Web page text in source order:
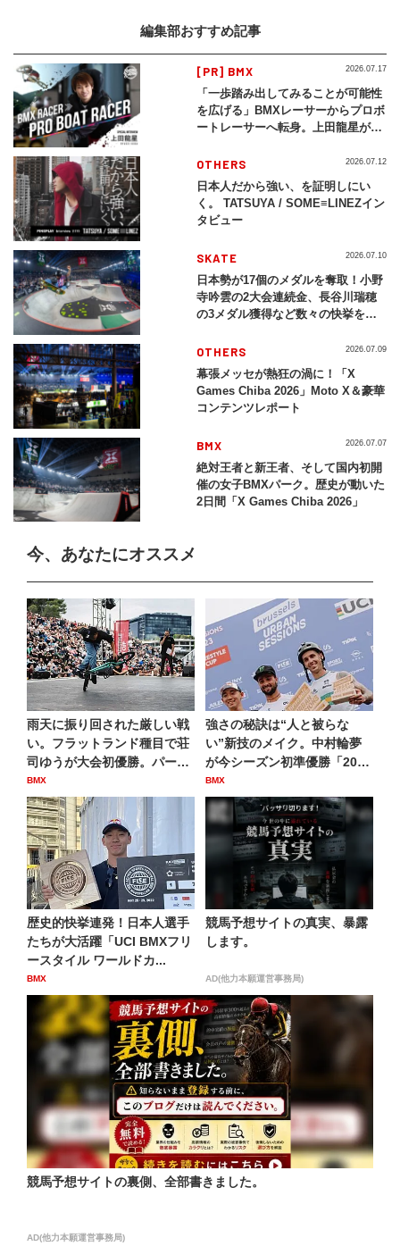
編集部おすすめ記事
[PR] BMX
「一歩踏み出してみることが可能性
を広げる」BMXレーサーからプロボ
ートレーサーへ転身。上田龍星が体
2026.07.17
OTHERS
日本人だから強い、を証明しにい
く。 TATSUYA / SOME≡LINEZイン
タビュー
2026.07.12
SKATE
日本勢が17個のメダルを奪取！小野
寺吟雲の2大会連続金、長谷川瑞穂
の3メダル獲得など数々の快挙をプ
2026」
2026.07.10
OTHERS
幕張メッセが熱狂の渦に！「X
Games Chiba 2026」Moto X＆豪華
コンテンツレポート
2026.07.09
BMX
絶対王者と新王者、そして国内初開
催の女子BMXパーク。歴史が動いた
2日間「X Games Chiba 2026」
2026.07.07
今、あなたにオススメ
雨天に振り回された厳しい戦
い。フラットランド種目で荘
司ゆうが大会初優勝。パーク
種...
BMX
強さの秘訣は“人と被らな
い”新技のメイク。中村輪夢
が今シーズン初準優勝「202
3...
BMX
歴史的快挙連発！日本人選手
たちが大活躍「UCI BMXフリ
ースタイル ワールドカ...
BMX
競馬予想サイトの真実、暴露
します。
AD(他力本願運営事務局)
競馬予想サイトの裏側、全部書きました。
AD(他力本願運営事務局)